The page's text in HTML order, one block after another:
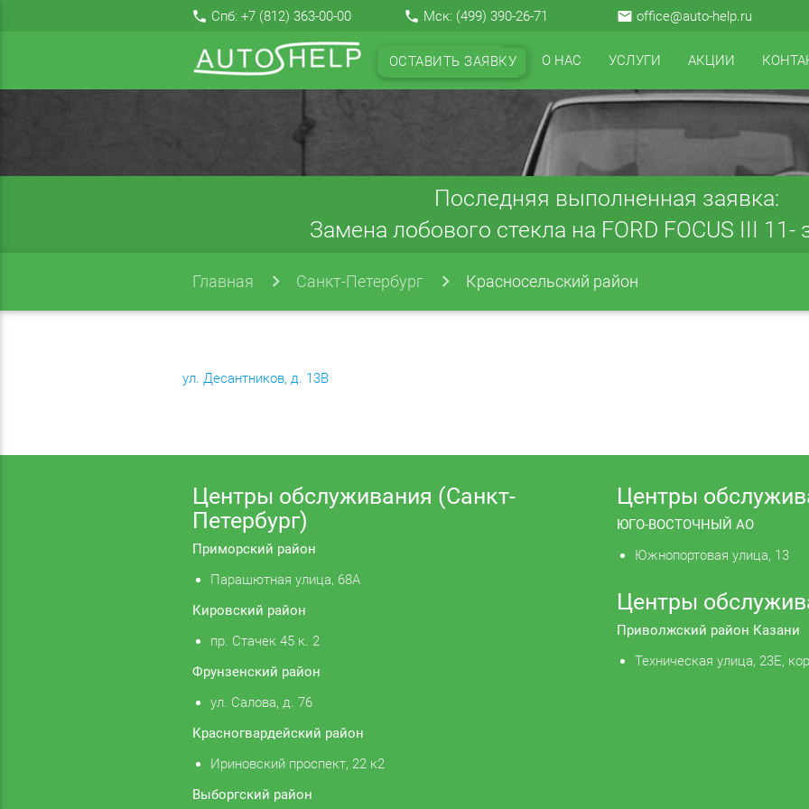
local_phone Спб: +7 (812) 363-00-00 local_phone Мск: (499) 390-26-71 email office@auto-help.ru
ОСТАВИТЬ ЗАЯВКУ О НАС УСЛУГИ АКЦИИ
Последняя выполненная заявка:
Замена лобового стекла на FORD FOCUS III 11-
Главная Санкт-Петербург Красносельский район
ул. Десантников, д. 13В
Центры обслуживания (Санкт-
Петербург)
Приморский район
Парашютная улица, 68А
Кировский район
пр. Стачек 45 к. 2
Фрунзенский район
ул. Салова, д. 76
Красногвардейский район
Ириновский проспект, 22 к2
Выборгский район
Центры
ЮГО-ВОСТОЧНЫЙ АО
Южнопортовая улица, 13
Центры
Приволжский район Казани
Техническая улица, 23Е,